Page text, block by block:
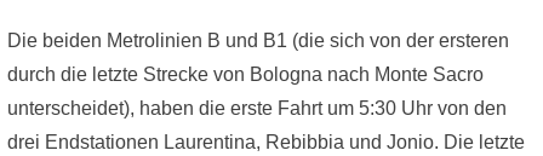
Die beiden Metrolinien B und B1 (die sich von der ersteren
durch die letzte Strecke von Bologna nach Monte Sacro
unterscheidet), haben die erste Fahrt um 5:30 Uhr von den
drei Endstationen Laurentina, Rebibbia und Jonio. Die letzte